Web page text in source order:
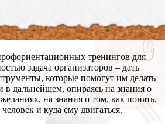
тренингов для
задача организаторов – дать
которые помогут им делать
дальнейшем, опираясь на знания о
на знания о том, как понять,
и куда ему двигаться.